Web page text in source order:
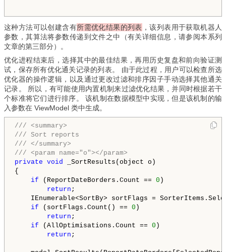
这种方法可以创建含有所需优化结果的列表 ，该列表用于获取机器人
参数，其算法将参数传递到文件之中（有关详细信息，请参阅本系列
文章的第三部分）。
优化进程结束后，选择其中的最佳结果，再用历史复盘和前向验证测
试，保存所有优化通关记录的列表。 由于此过程，用户可以检查所选
优化器的操作逻辑，以及通过更改过滤和排序因子手动选择其他通关
记录。 所以，有可能使用内置机制来过滤优化结果，并同时根据若干
个标准将它们进行排序。 该机制在数据模型中实现，但是该机制的输
入参数在 ViewModel 类中生成。
/// <summary>
/// Sort reports
/// </summary>
/// <param name="o"></param>
private void
_SortResults(object o)
{
if (ReportDateBorders.Count == 0 )
return ;
IEnumerable<SortBy> sortFlags =
if (sortFlags.Count() == 0 )
return ;
if (AllOptimisations.Count == 0 )
return ;